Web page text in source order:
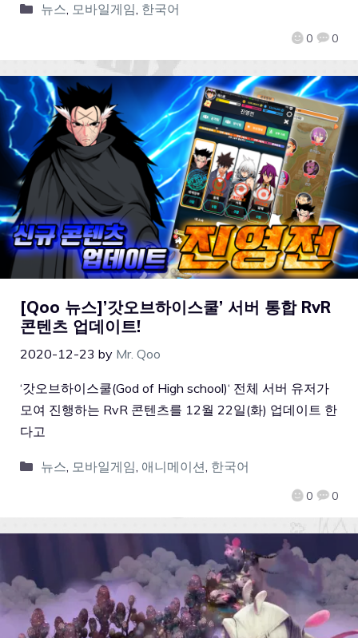
0 0
뉴스, 모바일게임, 한국어
[Qoo 뉴스]’갓오브하이스쿨’ 서버 통합 RvR
콘텐츠 업데이트!
2020-12-23 by Mr. Qoo
0 0
‘갓오브하이스쿨(God of High school)‘ 전체 서버 유저가
모여 진행하는 RvR 콘텐츠를 12월 22일(화) 업데이트 한
다고
뉴스 모바일게임 애니메이션 한국어